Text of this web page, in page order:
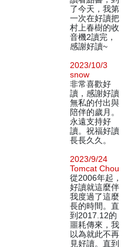
了今天，我第
一次在好讀把
村上春樹的收
音機2讀完，
感謝好讀~
2023/10/3
snow
非常喜歡好
讀，感謝好讀
無私的付出與
陪伴的歲月。
永遠支持好
讀。祝福好讀
長長久久。
2023/9/24
Tomcat Chou
從2006年起，
好讀就這麼伴
我度過了這麼
長的時間。直
到2017.12的
噩耗傳來，我
以為就此不再
見好讀。直到